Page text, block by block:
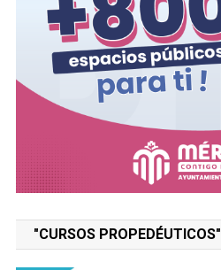
"CURSOS PROPEDÉUTICOS"